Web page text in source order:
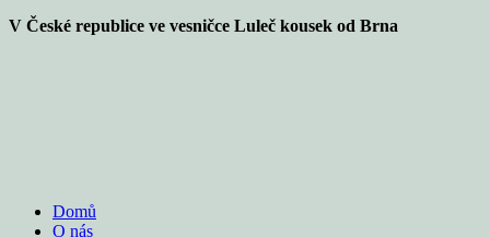
V České republice ve vesničce Luleč kousek od Brna
Domů
O nás